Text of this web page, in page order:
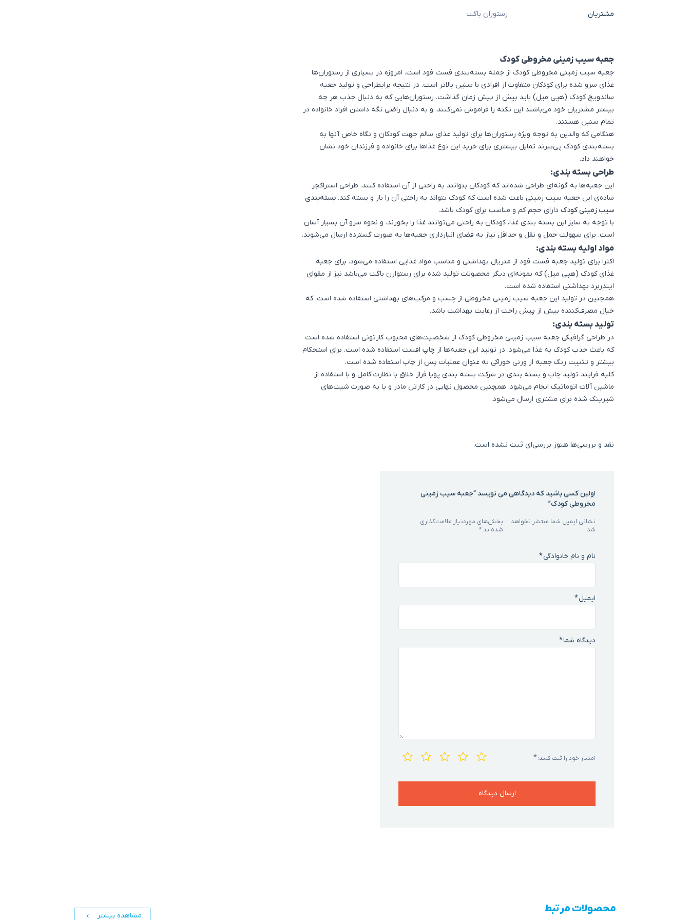
مشتریان رستوران باگت
جعبه سیب زمینی مخروطی کودک
جعبه سیب زمینی مخروطی کودک از جمله بسته‌بندی فست فود است. امروزه در بسیاری از رستوران‌ها
غذای سرو شده برای کودکان متفاوت از افرادی با سنین بالاتر است. در نتیجه برایطراحی و تولید جعبه
ساندویچ کودک (هپی میل) باید بیش از پیش زمان گذاشت. رستوران‌هایی که به دنبال جذب هر چه
بیشتر مشتریان خود می‌باشند این نکته را فراموش نمی‌کنند. و به دنبال راضی نگه داشتن افراد خانواده در
تمام سنین هستند.
هنگامی که والدین به توجه ویژه رستوران‌ها برای تولید غذای سالم جهت کودکان و نگاه خاص آنها به
بسته‌بندی کودک پی‌ببرند تمایل بیشتری برای خرید این نوع غذاها برای خانواده و فرزندان خود نشان
خواهند داد.
طراحی بسته بندی:
این جعبه‌ها به گونه‌ای طراحی شده‌اند که کودکان بتوانند به راحتی از آن استفاده کنند. طراحی استراکچر
ساده‌ی این جعبه سیب زمینی باعث شده است که کودک بتواند به راحتی آن را باز و بسته کند. بسته‌بندی
سیب زمینی کودک دارای حجم کم و مناسب برای کودک باشد.
با توجه به سایز این بسته بندی غذا، کودکان به راحتی می‌توانند غذا را بخورند. و نحوه سرو آن بسیار آسان
است. برای سهولت حمل و نقل و حداقل نیاز به فضای انبارداری جعبه‌ها به صورت گسترده ارسال می‌شوند.
مواد اولیه بسته بندی:
اکثرا برای تولید جعبه فست فود از متریال بهداشتی و مناسب مواد غذایی استفاده می‌شود. برای جعبه
غذای کودک (هپی میل)که نمونه‌ای دیگر محصولات تولید شده برای رستوارن باگت می‌باشد نیز از مقوای
ایندربرد بهداشتی استفاده شده است.
همچنین در تولید این جعبه‌ سیب زمینی مخروطی از چسب و مرکب‌های بهداشتی استفاده شده است. که
خیال مصرف‌کننده بیش از پیش راحت از رعایت بهداشت باشد.
تولید بسته بندی:
در طراحی گرافیکی جعبه سیب زمینی مخروطی کودک از شخصیت‌های محبوب کارتونی استفاده شده است
که باعث جذب کودک به غذا می‌شود. در تولید این جعبه‌ها از چاپ افست استفاده شده است. برای استحکام
بیشتر و تثبیت رنگ جعبه از ورنی خوراکی به عنوان عملیات پس از چاپ استفاده شده است.
کلیه فرایند تولید چاپ و بسته بندی در شرکت بسته بندی پویا فراز خلاق با نظارت کامل و با استفاده از
ماشین آلات اتوماتیک انجام می‌شود. همچنین محصول نهایی در کارتن مادر و یا به صورت شیت‌های
شیرینک شده برای مشتری ارسال می‌شود.
نقد و بررسی‌ها هنوز بررسی‌ای ثبت نشده است.
اولین کسی باشید که دیدگاهی می نویسد “جعبه سیب زمینی
مخروطی کودک”
نشانی ایمیل شما منتشر نخواهد
شد.
بخش‌های موردنیاز علامت‌گذاری
شده‌اند*
امتیاز خود را ثبت کنید:*
دیدگاه شما*
نام و نام خانوادگی*
ایمیل*
اشتراک گذاری در
محصولات مرتبط
مشاهده بیشتر